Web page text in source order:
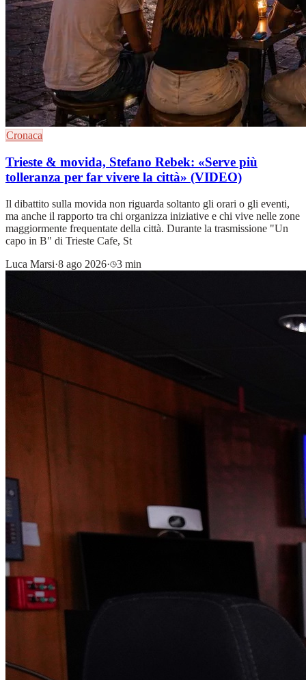
Cronaca
Trieste & movida, Stefano Rebek: «Serve più
tolleranza per far vivere la città» (VIDEO)
Il dibattito sulla movida non riguarda soltanto gli orari o gli eventi,
ma anche il rapporto tra chi organizza iniziative e chi vive nelle zone
maggiormente frequentate della città. Durante la trasmissione "Un
capo in B" di Trieste Cafe, St
Luca Marsi·8 ago 2026· 3 min